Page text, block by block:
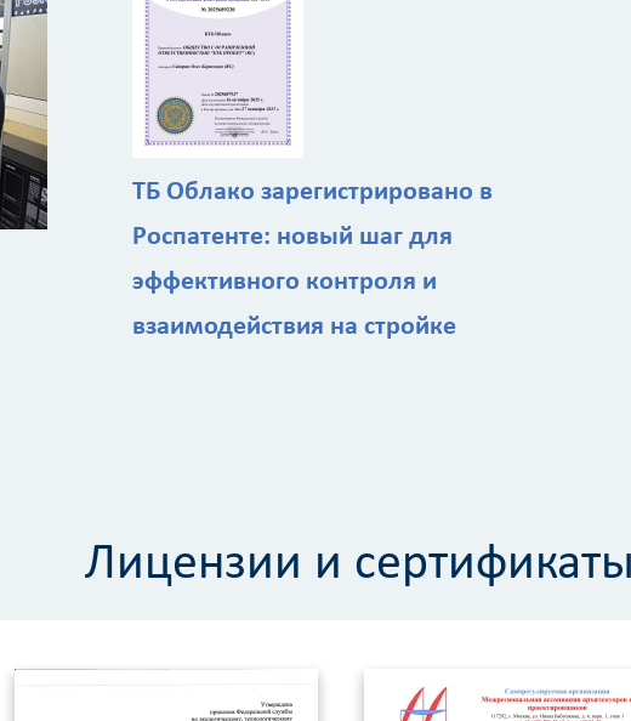
ТБ Облако зарегистрировано в
Роспатенте: новый шаг для
эффективного контроля и
взаимодействия на стройке
Лицензии и